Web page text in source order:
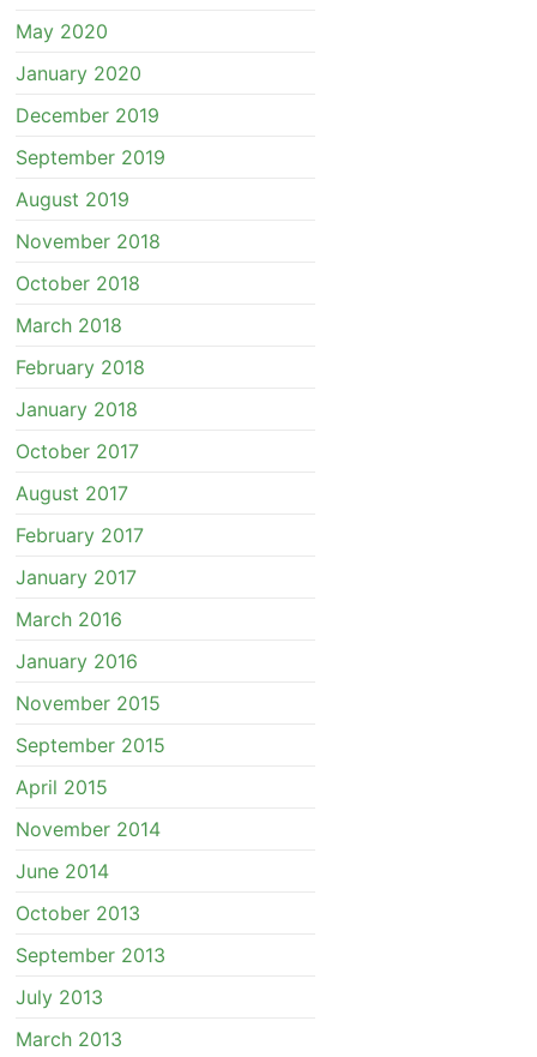
May 2020
January 2020
December 2019
September 2019
August 2019
November 2018
October 2018
March 2018
February 2018
January 2018
October 2017
August 2017
February 2017
January 2017
March 2016
January 2016
November 2015
September 2015
April 2015
November 2014
June 2014
October 2013
September 2013
July 2013
March 2013